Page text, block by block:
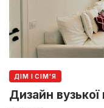
ДІМ І СІМ'Я
Дизайн вузької